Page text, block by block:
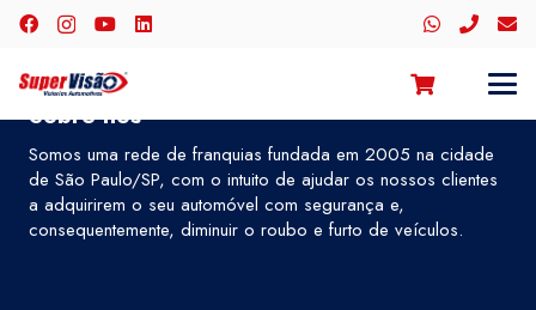
Sobre nós
Somos uma rede de franquias fundada em 2005 na cidade
de São Paulo/SP, com o intuito de ajudar os nossos clientes
a adquirirem o seu automóvel com segurança e,
consequentemente, diminuir o roubo e furto de veículos.